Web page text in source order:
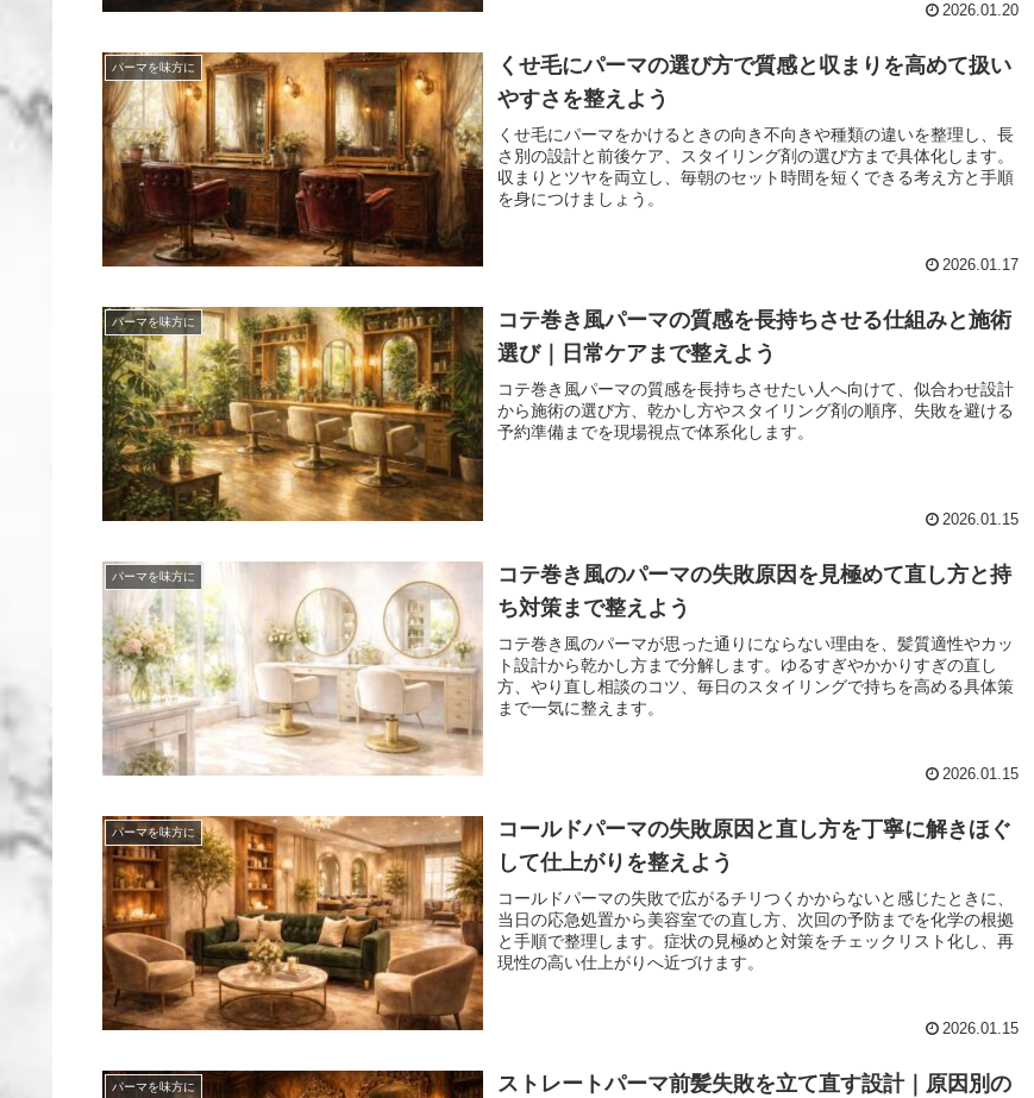
2026.01.20
パーマを味方に
くせ毛にパーマの選び方で質感と収まりを高めて扱い
やすさを整えよう
くせ毛にパーマをかけるときの向き不向きや種類の違いを整理し、長
さ別の設計と前後ケア、スタイリング剤の選び方まで具体化します。
収まりとツヤを両立し、毎朝のセット時間を短くできる考え方と手順
を身につけましょう。
2026.01.17
パーマを味方に
コテ巻き風パーマの質感を長持ちさせる仕組みと施術
選び｜日常ケアまで整えよう
コテ巻き風パーマの質感を長持ちさせたい人へ向けて、似合わせ設計
から施術の選び方、乾かし方やスタイリング剤の順序、失敗を避ける
予約準備までを現場視点で体系化します。
2026.01.15
パーマを味方に
コテ巻き風のパーマの失敗原因を見極めて直し方と持
ち対策まで整えよう
コテ巻き風のパーマが思った通りにならない理由を、髪質適性やカッ
ト設計から乾かし方まで分解します。ゆるすぎやかかりすぎの直し
方、やり直し相談のコツ、毎日のスタイリングで持ちを高める具体策
まで一気に整えます。
2026.01.15
パーマを味方に
コールドパーマの失敗原因と直し方を丁寧に解きほぐ
して仕上がりを整えよう
コールドパーマの失敗で広がるチリつくかからないと感じたときに、
当日の応急処置から美容室での直し方、次回の予防までを化学の根拠
と手順で整理します。症状の見極めと対策をチェックリスト化し、再
現性の高い仕上がりへ近づけます。
2026.01.15
パーマを味方に
ストレートパーマ前髪失敗を立て直す設計｜原因別の